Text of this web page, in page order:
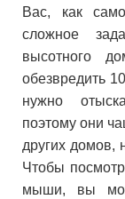
Вас, как
сложное
высотного
обезвредить
нужно
поэтому они
других домов,
Чтобы
мыши, вы